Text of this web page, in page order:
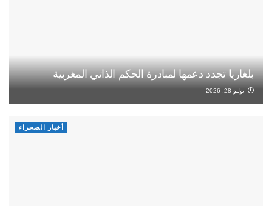
بلغاريا تجدد دعمها لمبادرة الحكم الذاتي المغربية
يوليو 28, 2026
أخبار الصحراء